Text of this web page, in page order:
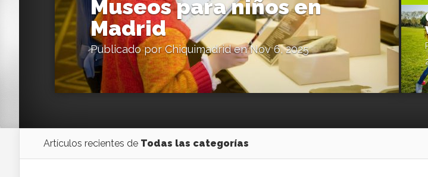
Museos para niños en
Madrid
Publicado porChiquimadriden Nov 6, 2025
Artículos recientes de Todas las categorías